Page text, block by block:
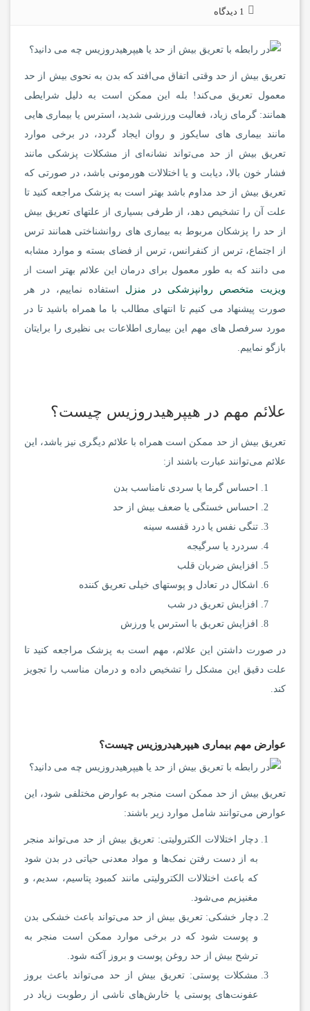
1 دیدگاه
تعریق بیش از حد وقتی اتفاق می‌افتد که بدن به نحوی بیش از حد
معمول تعریق می‌کند! بله این ممکن است به دلیل شرایطی
همانند: گرمای زیاد، فعالیت ورزشی شدید، استرس یا بیماری‌ هایی
مانند بیماری های سایکوز و روان ایجاد گردد، در برخی موارد
تعریق بیش از حد می‌تواند نشانه‌ای از مشکلات پزشکی مانند
فشار خون بالا، دیابت و یا اختلالات هورمونی باشد، در صورتی که
تعریق بیش از حد مداوم باشد بهتر است به پزشک مراجعه کنید تا
علت آن را تشخیص دهد، از طرفی بسیاری از علتهای تعریق بیش
از حد را پزشکان مربوط به بیماری های روانشناختی همانند ترس
از اجتماع، ترس از کنفرانس، ترس از فضای بسته و موارد مشابه
می دانند که به طور معمول برای درمان این علائم بهتر است از
ویزیت متخصص روانپزشکی در منزل استفاده نماییم، در هر
صورت پیشنهاد می کنیم تا انتهای مطالب با ما همراه باشید تا در
مورد سرفصل های مهم این بیماری اطلاعات بی نظیری را برایتان
بازگو نماییم.
علائم مهم در هیپرهیدروزیس چیست؟
تعریق بیش از حد ممکن است همراه با علائم دیگری نیز باشد، این
علائم می‌توانند عبارت باشند از:
احساس گرما یا سردی نامناسب بدن
احساس خستگی یا ضعف بیش از حد
تنگی نفس یا درد قفسه سینه
سردرد یا سرگیجه
افزایش ضربان قلب
اشکال در تعادل و پوستهای خیلی تعریق کننده
افزایش تعریق در شب
افزایش تعریق با استرس یا ورزش
در صورت داشتن این علائم، مهم است به پزشک مراجعه کنید تا
علت دقیق این مشکل را تشخیص داده و درمان مناسب را تجویز
کند.
عوارض مهم بیماری هیپرهیدروزیس چیست؟
تعریق بیش از حد ممکن است منجر به عوارض مختلفی شود، این
عوارض می‌توانند شامل موارد زیر باشند:
دچار اختلالات الکترولیتی: تعریق بیش از حد می‌تواند منجر
به از دست رفتن نمک‌ها و مواد معدنی حیاتی در بدن شود
که باعث اختلالات الکترولیتی مانند کمبود پتاسیم، سدیم، و
مغنیزیم می‌شود.
دچار خشکی: تعریق بیش از حد می‌تواند باعث خشکی بدن
و پوست شود که در برخی موارد ممکن است منجر به
ترشح بیش از حد روغن پوست و بروز آکنه شود.
مشکلات پوستی: تعریق بیش از حد می‌تواند باعث بروز
عفونت‌های پوستی یا خارش‌های ناشی از رطوبت زیاد در